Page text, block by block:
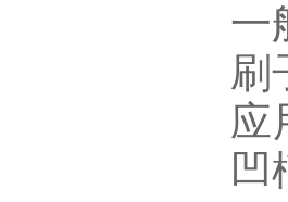
一
刷
应
凹